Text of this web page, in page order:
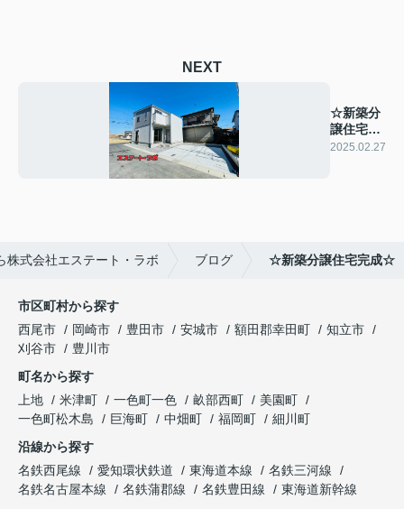
NEXT
☆新築分
譲住宅完
成☆
2025.02.27
株式会社エステート・ラボ ブログ ☆新築分譲住宅完成☆
市区町村から探す
西尾市
岡崎市 豊田市 安城市 額田郡幸田町
知立市
刈谷市
豊川市
町名から探す
上地
米津町 一色町一色 畝部西町
美園町
一色町松木島
巨海町 中畑町 福岡町
細川町
沿線から探す
名鉄西尾線
愛知環状鉄道 東海道本線
名鉄三河線
名鉄名古屋本線
名鉄蒲郡線 名鉄豊田線
東海道新幹線